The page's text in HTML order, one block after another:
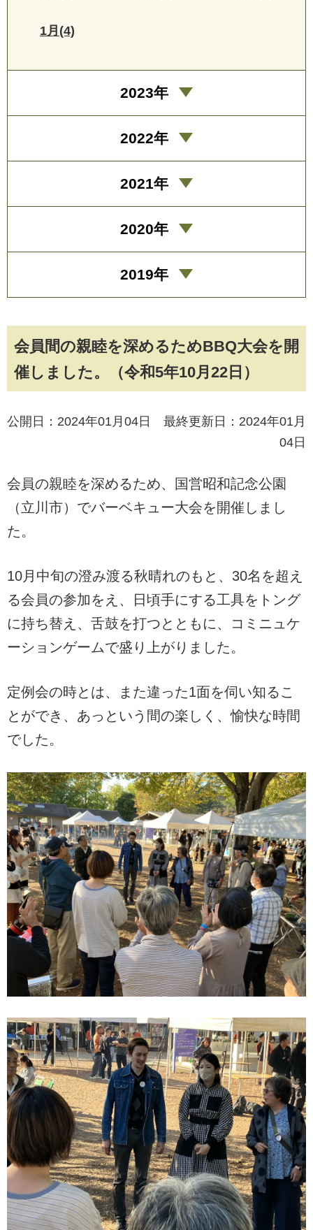
会員間の親睦を深めるためBBQ大会を開
催しました。（令和5年10月22日）
公開日：2024年01月04日 最終更新日：2024年01月
04日
会員の親睦を深めるため、国営昭和記念公園
（立川市）でバーベキュー大会を開催しまし
た。
10月中旬の澄み渡る秋晴れのもと、30名を超え
る会員の参加をえ、日頃手にする工具をトング
に持ち替え、舌鼓を打つとともに、コミニュケ
ーションゲームで盛り上がりました。
定例会の時とは、また違った1面を伺い知るこ
とができ、あっという間の楽しく、愉快な時間
でした。
1月(4)
2023年
2022年
2021年
2020年
2019年